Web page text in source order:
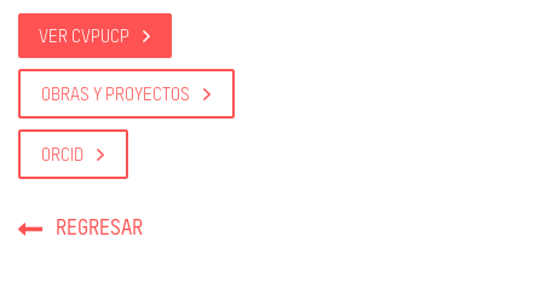
VER CVPUCP
OBRAS Y PROYECTOS
ORCID
REGRESAR